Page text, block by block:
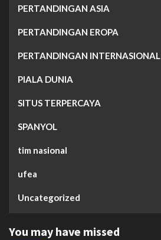
PERTANDINGAN ASIA
PERTANDINGAN EROPA
PERTANDINGAN INTERNASIONAL
PIALA DUNIA
SITUS TERPERCAYA
SPANYOL
tim nasional
ufea
Uncategorized
You may have missed